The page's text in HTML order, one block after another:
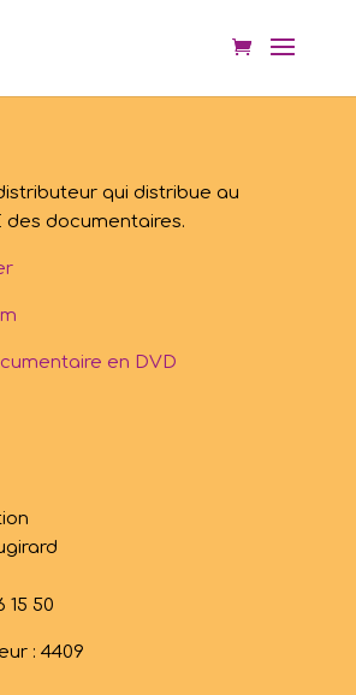
qui distribue au
des documentaires.
en DVD
15 50
: 4409